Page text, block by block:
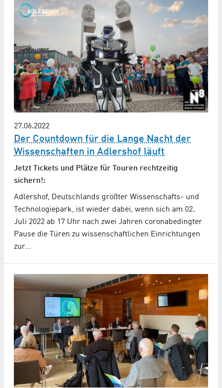
27.06.2022
Der Countdown für die Lange Nacht der
Wissenschaften in Adlershof läuft
Jetzt Tickets und Plätze für Touren rechtzeitig
sichern!:
Adlershof, Deutschlands größter Wissenschafts- und
Technologiepark, ist wieder dabei, wenn sich am 02.
Juli 2022 ab 17 Uhr nach zwei Jahren coronabedingter
Pause die Türen zu wissenschaftlichen Einrichtungen
zur…